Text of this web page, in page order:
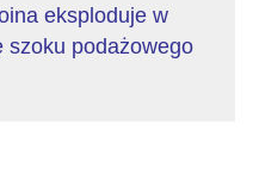
eksploduje w
szoku podażowego